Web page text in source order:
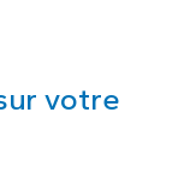
votre